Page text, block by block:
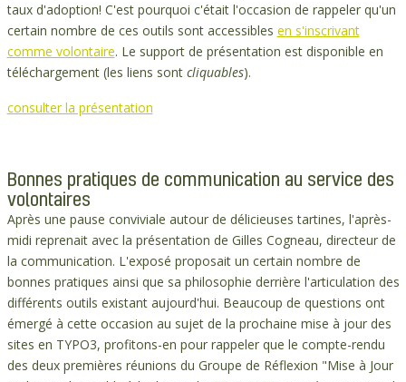
taux d'adoption! C'est pourquoi c'était l'occasion de rappeler qu'un
certain nombre de ces outils sont accessibles en s'inscrivant
comme volontaire. Le support de présentation est disponible en
téléchargement (les liens sont cliquables).
consulter la présentation
Bonnes pratiques de communication au service des
volontaires
Après une pause conviviale autour de délicieuses tartines, l'après-
midi reprenait avec la présentation de Gilles Cogneau, directeur de
la communication. L'exposé proposait un certain nombre de
bonnes pratiques ainsi que sa philosophie derrière l'articulation des
différents outils existant aujourd'hui. Beaucoup de questions ont
émergé à cette occasion au sujet de la prochaine mise à jour des
sites en TYPO3, profitons-en pour rappeler que le compte-rendu
des deux premières réunions du Groupe de Réflexion "Mise à Jour